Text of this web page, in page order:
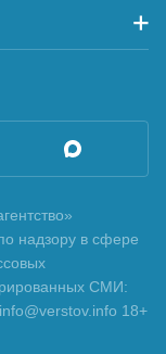
надзору в сфере
СМИ:
18+